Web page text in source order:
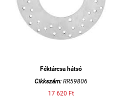
Féktárcsa hátsó
Cikkszám: RR59806
17 620 Ft